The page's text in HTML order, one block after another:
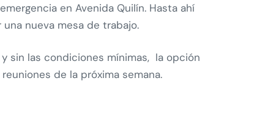
en Avenida Quilín. Hasta ahí
nueva mesa de trabajo.
sin las condiciones mínimas, la opción
de la próxima semana.